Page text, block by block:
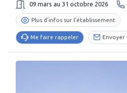
09 mars au 31 octobre 2026
Plus d’infos sur l’établissement
Me faire rappeler Envoyer